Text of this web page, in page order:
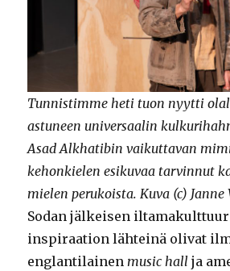
Tunnistimme heti tuon nyytti
astuneen universaalin
Asad Alkhatibin vaikuttavan
kehonkielen esikuvaa tarvinnut
mielen perukoista. Kuva (c) Janne
Sodan jälkeisen
inspiraation lähteinä olivat
englantilainenmusic hall ja